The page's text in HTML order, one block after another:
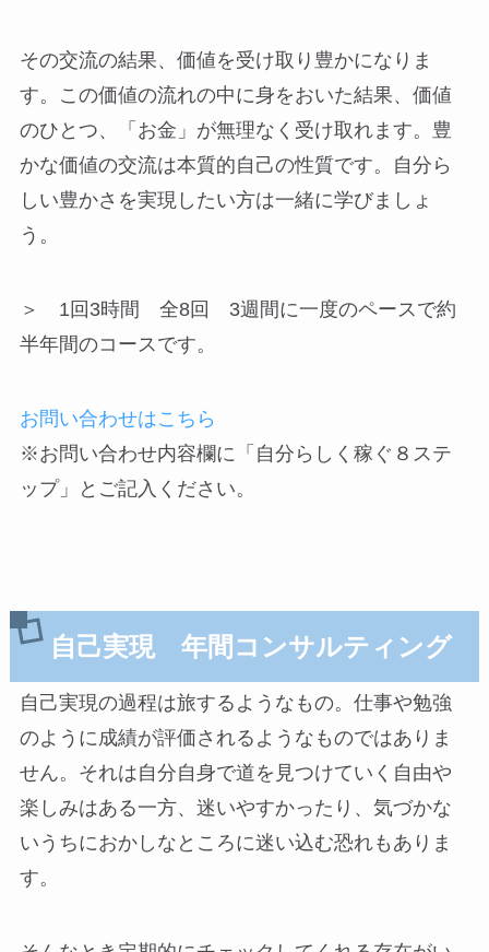
その交流の結果、価値を受け取り豊かになりま
す。この価値の流れの中に身をおいた結果、価値
のひとつ、「お金」が無理なく受け取れます。豊
かな価値の交流は本質的自己の性質です。自分ら
しい豊かさを実現したい方は一緒に学びましょ
う。
＞ 1回3時間 全8回 3週間に一度のペースで約
半年間のコースです。
お問い合わせはこちら
※お問い合わせ内容欄に「自分らしく稼ぐ８ステ
ップ」とご記入ください。
自己実現 年間コンサルティング
自己実現の過程は旅するようなもの。仕事や勉強
のように成績が評価されるようなものではありま
せん。それは自分自身で道を見つけていく自由や
楽しみはある一方、迷いやすかったり、気づかな
いうちにおかしなところに迷い込む恐れもありま
す。